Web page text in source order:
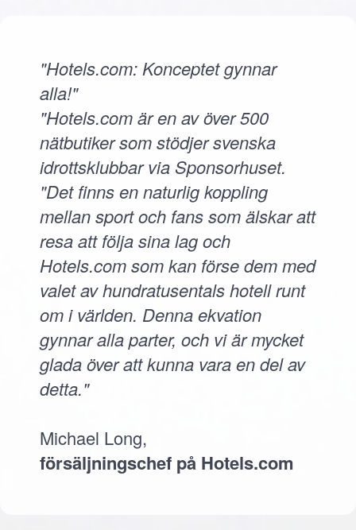
"Hotels.com: Konceptet gynnar
alla!"
"Hotels.com är en av över 500
nätbutiker som stödjer svenska
idrottsklubbar via Sponsorhuset.
"Det finns en naturlig koppling
mellan sport och fans som älskar att
resa att följa sina lag och
Hotels.com som kan förse dem med
valet av hundratusentals hotell runt
om i världen. Denna ekvation
gynnar alla parter, och vi är mycket
glada över att kunna vara en del av
detta."
Michael Long,
försäljningschef på Hotels.com